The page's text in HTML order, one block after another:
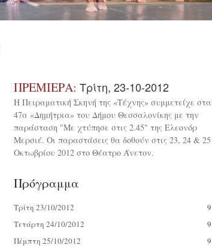
ΠΡΕΜΙΕΡΑ: Τρίτη, 23-10-2012
Η Πειραματική Σκηνή της «Tέχνης» συμμετείχε στα
47α «Δημήτρια» του Δήμου Θεσσαλονίκης με την
παράσταση "Με χτύπησε στις 2.45" της Ελεονόρ
Μερσιέ. Oι παραστάσεις θα δοθούν στις 23, 24 & 25
Οκτωβρίου 2012 στο Θέατρο Άνετον.
Πρόγραμμα
Τρίτη 23/10/2012
Τετάρτη 24/10/2012
Πέμπτη 25/10/2012